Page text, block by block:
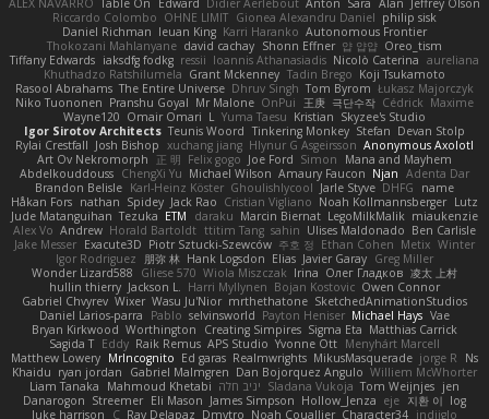
ALEX NAVARRO Table On Edward Didier Aerlebout Anton Sara Alan Jeffrey Olson
Riccardo Colombo OHNE LIMIT Gionea Alexandru Daniel philip sisk
Daniel Richman Ieuan King Karri Haranko Autonomous Frontier
Thokozani Mahlanyane david cachay Shonn Effner 얍 얍얍 Oreo_tism
Tiffany Edwards iaksdfg fodkg ressii Ioannis Athanasiadis Nicolò Caterina aureliana
Khuthadzo Ratshilumela Grant Mckenney Tadin Brego Koji Tsukamoto
Rasool Abrahams The Entire Universe Dhruv Singh Tom Byrom Łukasz Majorczyk
Niko Tuononen Pranshu Goyal Mr Malone OnPui 王庚 극단수작 Cédrick Maxime
Wayne120 Omair Omari L Yuma Taesu Kristian Skyzee's Studio
Igor Sirotov Architects Teunis Woord Tinkering Monkey Stefan Devan Stolp
Rylai Crestfall Josh Bishop xuchang jiang Hlynur G Asgeirsson Anonymous Axolotl
Art Ov Nekromorph
正 明 Felix gogo Joe Ford Simon
Mana and Mayhem
Abdelkouddouss ChengXi Yu Michael Wilson Amaury Faucon Njan Adenta Dar
Brandon Belisle Karl-Heinz Köster Ghoulishlycool Jarle Styve DHFG
name
Håkan Fors nathan Spidey Jack Rao Cristian Vigliano Noah Kollmannsberger Lutz
Jude Matanguihan Tezuka ETM daraku Marcin Biernat LegoMilkMalik miaukenzie
Alex Vo Andrew Horald Bartoldt ttitim Tang sahin Ulises Maldonado Ben Carlisle
Jake Messer Exacute3D Piotr Sztucki-Szewców 주호 정 Ethan Cohen Metix Winter
Igor Rodriguez
朋弥 林 Hank Logsdon Elias Javier Garay Greg Miller
Wonder Lizard588
Gliese 570 Wiola Miszczak Irina Олег Гладков 凌太 上村
hullin thierry Jackson L. Harri Myllynen Bojan Kostovic Owen Connor
Gabriel Chvyrev Wixer Wasu Ju'Nior mrthethatone SketchedAnimationStudios
Daniel Larios-parra
Pablo selvinsworld Payton Heniser Michael Hays Vae
Bryan Kirkwood Worthington Creating Simpires Sigma Eta Matthias Carrick
Sagida T Eddy Raik Remus APS Studio Yvonne Ott Menyhárt Marcell
Matthew Lowery MrIncognito Ed garas Realmwrights MikusMasquerade jorge R
Ns
Khaidu ryan jordan Gabriel Malmgren Dan Bojorquez Angulo Williem McWhorter
Liam Tanaka
Mahmoud Khetabi יניב חלה Sladana Vukoja Tom Weijnjes jen
Danarogon Streemer Eli Mason James Simpson Hollow_Jenza eje 지환 이 log
luke harrison
C Ray Delapaz Dmytro Noah Couallier Character34 indiiglo